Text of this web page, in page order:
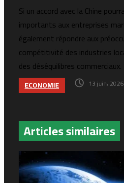
Si un accord avec la Chine
importants aux entreprises
également répondre aux
compétitivité des industries
des déséquilibres commerciaux.
ECONOMIE 13 juin، 2026
Articles similaires